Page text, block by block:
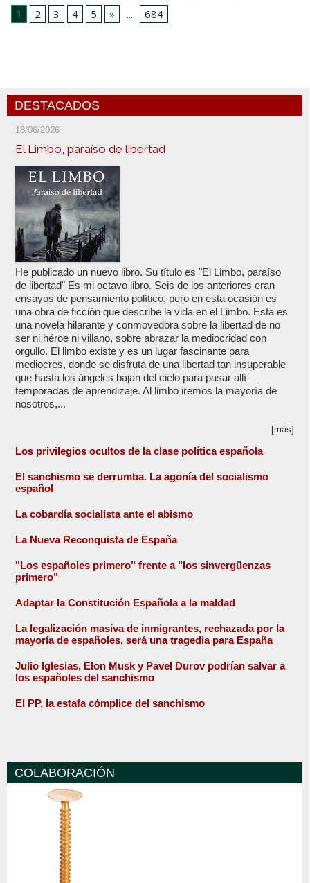
1
2 3 4 5 » ... 684
DESTACADOS
18/06/2026
El Limbo, paraíso de libertad
He publicado un nuevo libro. Su título es "El Limbo, paraíso
de libertad" Es mi octavo libro. Seis de los anteriores eran
ensayos de pensamiento político, pero en esta ocasión es
una obra de ficción que describe la vida en el Limbo. Esta es
una novela hilarante y conmovedora sobre la libertad de no
ser ni héroe ni villano, sobre abrazar la mediocridad con
orgullo. El limbo existe y es un lugar fascinante para
mediocres, donde se disfruta de una libertad tan insuperable
que hasta los ángeles bajan del cielo para pasar allí
temporadas de aprendizaje. Al limbo iremos la mayoría de
nosotros,...
[más]
Los privilegios ocultos de la clase política española
El sanchismo se derrumba. La agonía del socialismo
español
La cobardía socialista ante el abismo
La Nueva Reconquista de España
"Los españoles primero" frente a "los sinvergüenzas
primero"
Adaptar la Constitución Española a la maldad
La legalización masiva de inmigrantes, rechazada por la
mayoría de españoles, será una tragedia para España
Julio Iglesias, Elon Musk y Pavel Durov podrían salvar a
los españoles del sanchismo
El PP, la estafa cómplice del sanchismo
COLABORACIÓN